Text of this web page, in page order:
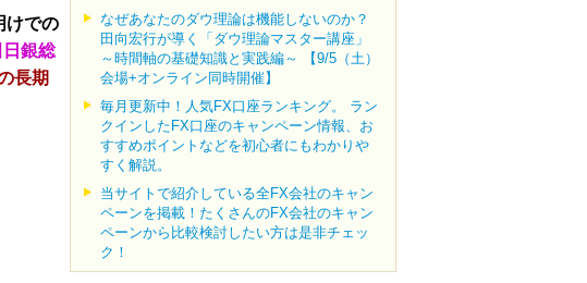
けでの
銀総
長期
なぜあなたのダウ理論は機能しないのか？
田向宏行が導く「ダウ理論マスター講座」
～時間軸の基礎知識と実践編～ 【9/5（土）
会場+オンライン同時開催】
毎月更新中！人気FX口座ランキング。 ラン
クインしたFX口座のキャンペーン情報、お
すすめポイントなどを初心者にもわかりや
すく解説。
当サイトで紹介している全FX会社のキャン
ペーンを掲載！たくさんのFX会社のキャン
ペーンから比較検討したい方は是非チェッ
ク！